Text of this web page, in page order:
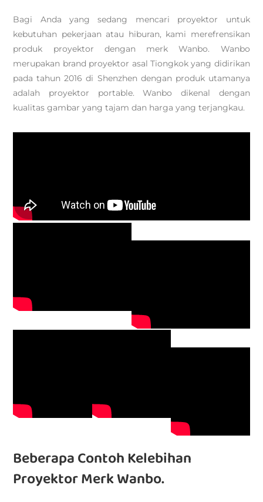
Bagi Anda yang sedang mencari proyektor untuk
kebutuhan pekerjaan atau hiburan, kami merefrensikan
produk proyektor dengan merk Wanbo. Wanbo
merupakan brand proyektor asal Tiongkok yang didirikan
pada tahun 2016 di Shenzhen dengan produk utamanya
adalah proyektor portable. Wanbo dikenal dengan
kualitas gambar yang tajam dan harga yang terjangkau.
Beberapa Contoh Kelebihan
Proyektor Merk Wanbo.